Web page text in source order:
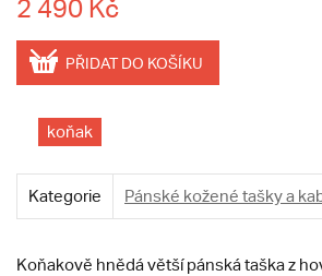
2 490 Kč
PŘIDAT DO KOŠÍKU
koňak
Kategorie Pánské kožené tašky a
Koňakově hnědá větší pánská taška z